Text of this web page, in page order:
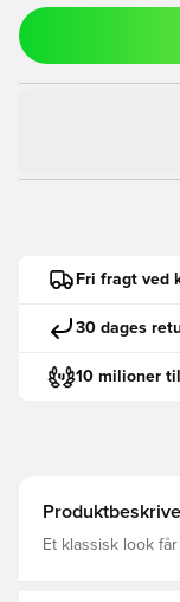
Fri fragt ved
30 dages
10 milioner
Et klassisk look